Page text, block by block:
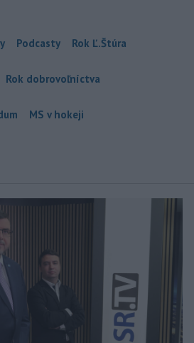
Podcasty Rok Ľ.Štúra
Rok dobrovoľníctva
MS v hokeji